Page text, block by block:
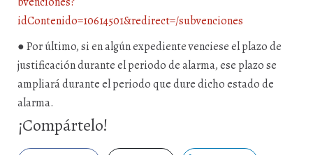
idContenido=10614501&redirect=/subvenciones
● Por último, si en algún expediente venciese el plazo de
justificación durante el periodo de alarma, ese plazo se
ampliará durante el periodo que dure dicho estado de
alarma.
¡Compártelo!